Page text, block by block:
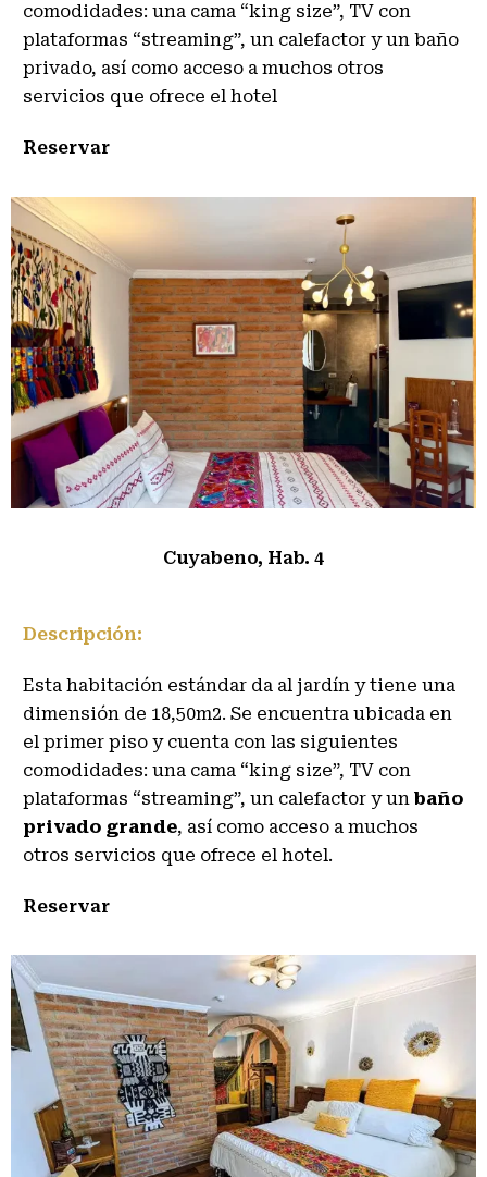
comodidades: una cama “king size”, TV con
plataformas “streaming”, un calefactor y un baño
privado, así como acceso a muchos otros
servicios que ofrece el hotel
Reservar
Cuyabeno, Hab. 4
Descripción:
Esta habitación estándar da al jardín y tiene una
dimensión de 18,50m2. Se encuentra ubicada en
el primer piso y cuenta con las siguientes
comodidades: una cama “king size”, TV con
plataformas “streaming”, un calefactor y un baño
privado grande, así como acceso a muchos
otros servicios que ofrece el hotel.
Reservar